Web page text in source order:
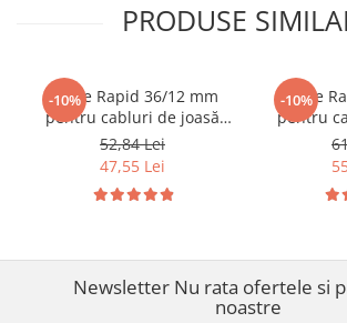
PRODUSE
-10%
Capse Rapid 36/12 mm
pentru cabluri de joasă
tensiune până la 50V,
galvanizate, semicirculare
divergente DP, compatibile
Rapid R36 și PRO R36E,
52,84 Lei
47,55 Lei
-10%
Capse
pentru
Rapid
Newsletter Nu rata ofertele si
noastre